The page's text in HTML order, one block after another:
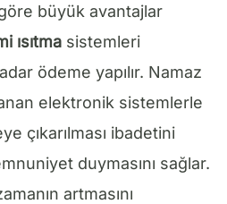
göre büyük avantajlar
ısıtma sistemleri
ödeme yapılır. Namaz
elektronik sistemlerle
çıkarılması ibadetini
duymasını sağlar.
artmasını